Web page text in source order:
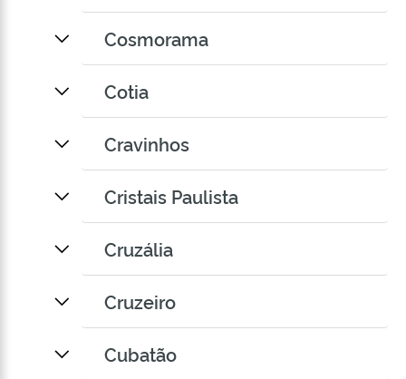
Cosmorama
Cotia
Cravinhos
Cristais Paulista
Cruzália
Cruzeiro
Cubatão